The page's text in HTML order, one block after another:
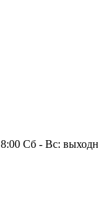
Сб - Вс: